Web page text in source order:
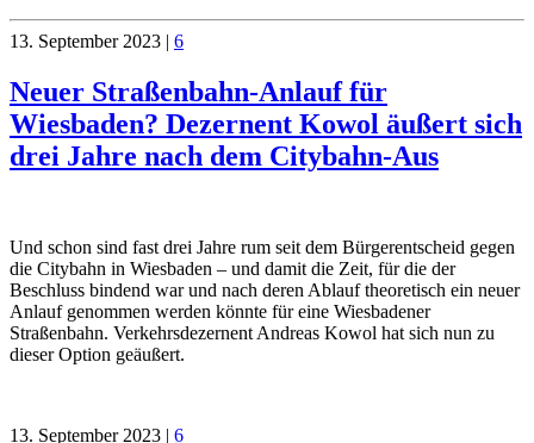
13. September 2023 | 6
Neuer Straßenbahn-Anlauf für
Wiesbaden? Dezernent Kowol äußert sich
drei Jahre nach dem Citybahn-Aus
Und schon sind fast drei Jahre rum seit dem Bürgerentscheid gegen
die Citybahn in Wiesbaden – und damit die Zeit, für die der
Beschluss bindend war und nach deren Ablauf theoretisch ein neuer
Anlauf genommen werden könnte für eine Wiesbadener
Straßenbahn. Verkehrsdezernent Andreas Kowol hat sich nun zu
dieser Option geäußert.
13. September 2023 | 6